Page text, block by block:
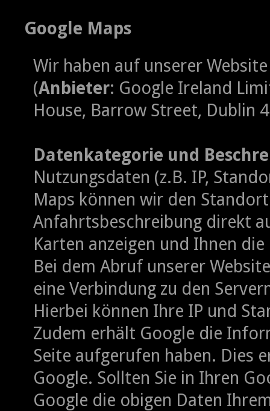
Google Maps
Wir haben auf unserer
(Anbieter: Google Ireland
House, Barrow Street, Dublin
Datenkategorie und
Nutzungsdaten (z.B. IP,
Maps können wir den
Anfahrtsbeschreibung direkt
Karten anzeigen und Ihnen
Bei dem Abruf unserer
eine Verbindung zu den
Hierbei können Ihre IP und
Zudem erhält Google die
Seite aufgerufen haben. Dies
Google. Sollten Sie in Ihren
Google die obigen Daten